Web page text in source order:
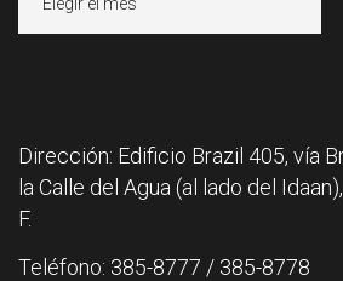
Dirección: Edificio Brazil 405, vía
la Calle del Agua (al lado del
F.
Teléfono: 385-8777 / 385-8778